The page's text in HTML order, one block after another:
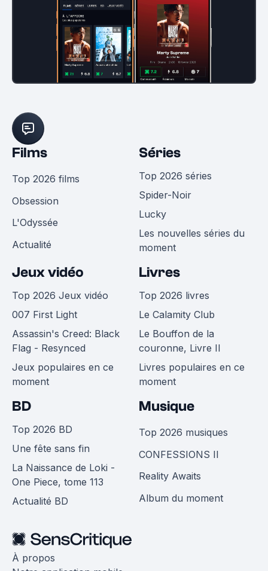
Films
Top 2026 films
Obsession
L'Odyssée
Actualité
Séries
Top 2026 séries
Spider-Noir
Lucky
Les nouvelles séries du
moment
Jeux vidéo
Top 2026 Jeux vidéo
007 First Light
Assassin's Creed: Black
Flag - Resynced
Jeux populaires en ce
moment
Livres
Top 2026 livres
Le Calamity Club
Le Bouffon de la
couronne, Livre II
Livres populaires en ce
moment
BD
Top 2026 BD
Une fête sans fin
La Naissance de Loki -
One Piece, tome 113
Actualité BD
Musique
Top 2026 musiques
CONFESSIONS II
Reality Awaits
Album du moment
À propos